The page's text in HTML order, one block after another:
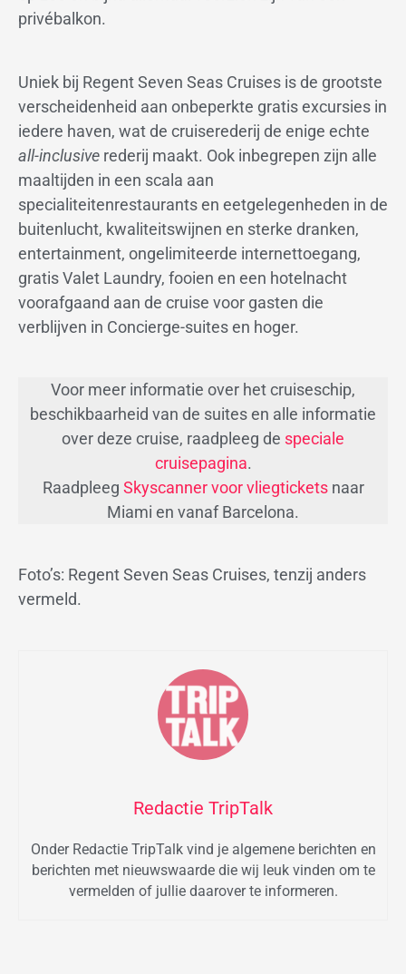
privébalkon.
Uniek bij Regent Seven Seas Cruises is de grootste
verscheidenheid aan onbeperkte gratis excursies in
iedere haven, wat de cruiserederij de enige echte
all-inclusive rederij maakt. Ook inbegrepen zijn alle
maaltijden in een scala aan
specialiteitenrestaurants en eetgelegenheden in de
buitenlucht, kwaliteitswijnen en sterke dranken,
entertainment, ongelimiteerde internettoegang,
gratis Valet Laundry, fooien en een hotelnacht
voorafgaand aan de cruise voor gasten die
verblijven in Concierge-suites en hoger.
Voor meer informatie over het cruiseschip,
beschikbaarheid van de suites en alle informatie
over deze cruise, raadpleeg de speciale
cruisepagina.
Raadpleeg Skyscanner voor vliegticketsnaar
Miami en vanaf Barcelona.
Foto’s: Regent Seven Seas Cruises, tenzij anders
vermeld.
Redactie TripTalk
Onder Redactie TripTalk vind je algemene berichten en
berichten met nieuwswaarde die wij leuk vinden om te
vermelden of jullie daarover te informeren.